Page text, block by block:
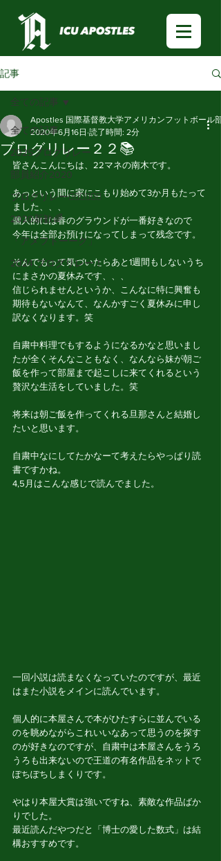
記事
全ての記事
2025ブログリレー
部員紹介2020
ブログリレー🏃🏻‍♂️🏃🏻‍♀️
2020新歓🌈
「アメフトーーク」
2024 ブログリレー！
全ての記事
ブログリレー２２📚
Apostles 国際基督教大学アメリカンフットボール部
2020年6月16日 読了時間: 2分
皆さんこんにちは、22マネの南木です。
あっという間に家にこもり始めて3か月もたって
ました、、、
個人的には春のグラウンドが一番好きなので
今年は全部お預けになってしまって残念です。
そんでもって気づいたらあと1週間もしないうち
にまさかの夏休みです、、、
信じられませんというか、こんなに特に興奮も
期待もないなんて、なんかすごく夏休みに申し
訳なくなります。笑
自粛中料理でもするようになるかなと思いまし
たが全くそんなこともなく、なんなら妹が朝ご
飯を作って部屋まで起こしに来てくれるという
贅沢な生活をしていました。笑
将来は朝ご飯を作ってくれる旦那さんと結婚し
たいと思います。
自粛中なにしてたかなーて考えたらやっぱり読
書ですかね。
4,5月はこんな感じで読んでました。
一回小説は読まなくなっていたのですが、最近
はまた小説をメインに読んでいます。
個人的に本屋さんで本がひたすらに並んでいる
のを眺めながらこれいいなあって思うのを探す
のが好きなのですが、自粛中は本屋さんをうろ
うろも出来ないので王道の有名作品をネットで
ぽちぽちしまくりです。
やはり本屋大賞は強いですね、素敵な作品ばか
りでした。
最近読んだやつだと「博士の愛した数式」は結
構おすすめです。